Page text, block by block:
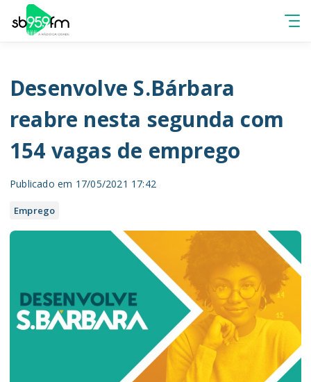
Desenvolve S.Bárbara
reabre nesta segunda com
154 vagas de emprego
Publicado em 17/05/2021 17:42
Emprego